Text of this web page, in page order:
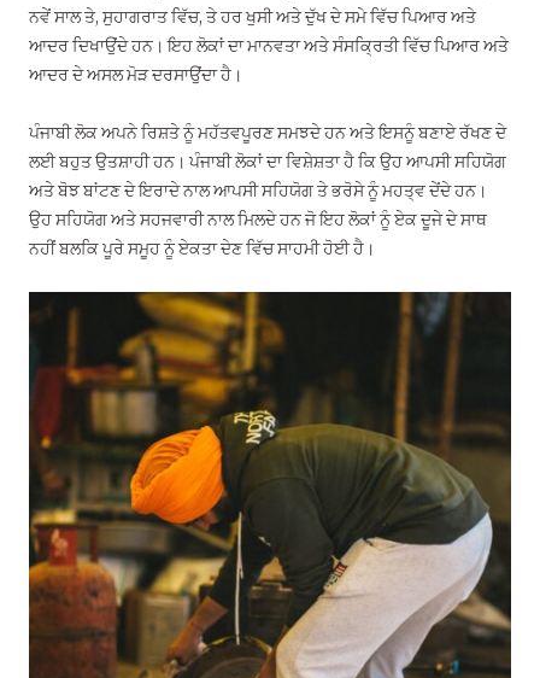
ਨਵੇਂ ਸਾਲ ਤੇ, ਸੁਹਾਗਰਾਤ ਵਿੱਚ, ਤੇ ਹਰ ਖੁਸੀ ਅਤੇ ਦੁੱਖ ਦੇ ਸਮੇ ਵਿੱਚ ਪਿਆਰ ਅਤੇ
ਆਦਰ ਦਿਖਾਉਂਦੇ ਹਨ। ਇਹ ਲੋਕਾਂ ਦਾ ਮਾਨਵਤਾ ਅਤੇ ਸੰਸਕ੍ਰਿਤੀ ਵਿੱਚ ਪਿਆਰ ਅਤੇ
ਆਦਰ ਦੇ ਅਸਲ ਮੋੜ ਦਰਸਾਉਂਦਾ ਹੈ।
ਪੰਜਾਬੀ ਲੋਕ ਅਪਨੇ ਰਿਸ਼ਤੇ ਨੂੰ ਮਹੱਤਵਪੂਰਣ ਸਮਝਦੇ ਹਨ ਅਤੇ ਇਸਨੂੰ ਬਣਾਏ ਰੱਖਣ ਦੇ
ਲਈ ਬਹੁਤ ਉਤਸ਼ਾਹੀ ਹਨ। ਪੰਜਾਬੀ ਲੋਕਾਂ ਦਾ ਵਿਸ਼ੇਸ਼ਤਾ ਹੈ ਕਿ ਉਹ ਆਪਸੀ ਸਹਿਯੋਗ
ਅਤੇ ਬੋਝ ਬਾਂਟਣ ਦੇ ਇਰਾਦੇ ਨਾਲ ਆਪਸੀ ਸਹਿਯੋਗ ਤੇ ਭਰੋਸੇ ਨੂੰ ਮਹਤ੍ਵ ਦੇਂਦੇ ਹਨ।
ਉਹ ਸਹਿਯੋਗ ਅਤੇ ਸਹਜਵਾਰੀ ਨਾਲ ਮਿਲਦੇ ਹਨ ਜੋ ਇਹ ਲੋਕਾਂ ਨੂੰ ਏਕ ਦੂਜੇ ਦੇ ਸਾਥ
ਨਹੀਂ ਬਲਕਿ ਪੂਰੇ ਸਮੂਹ ਨੂੰ ਏਕਤਾ ਦੇਣ ਵਿੱਚ ਸਾਹਮੀ ਹੋਈ ਹੈ।